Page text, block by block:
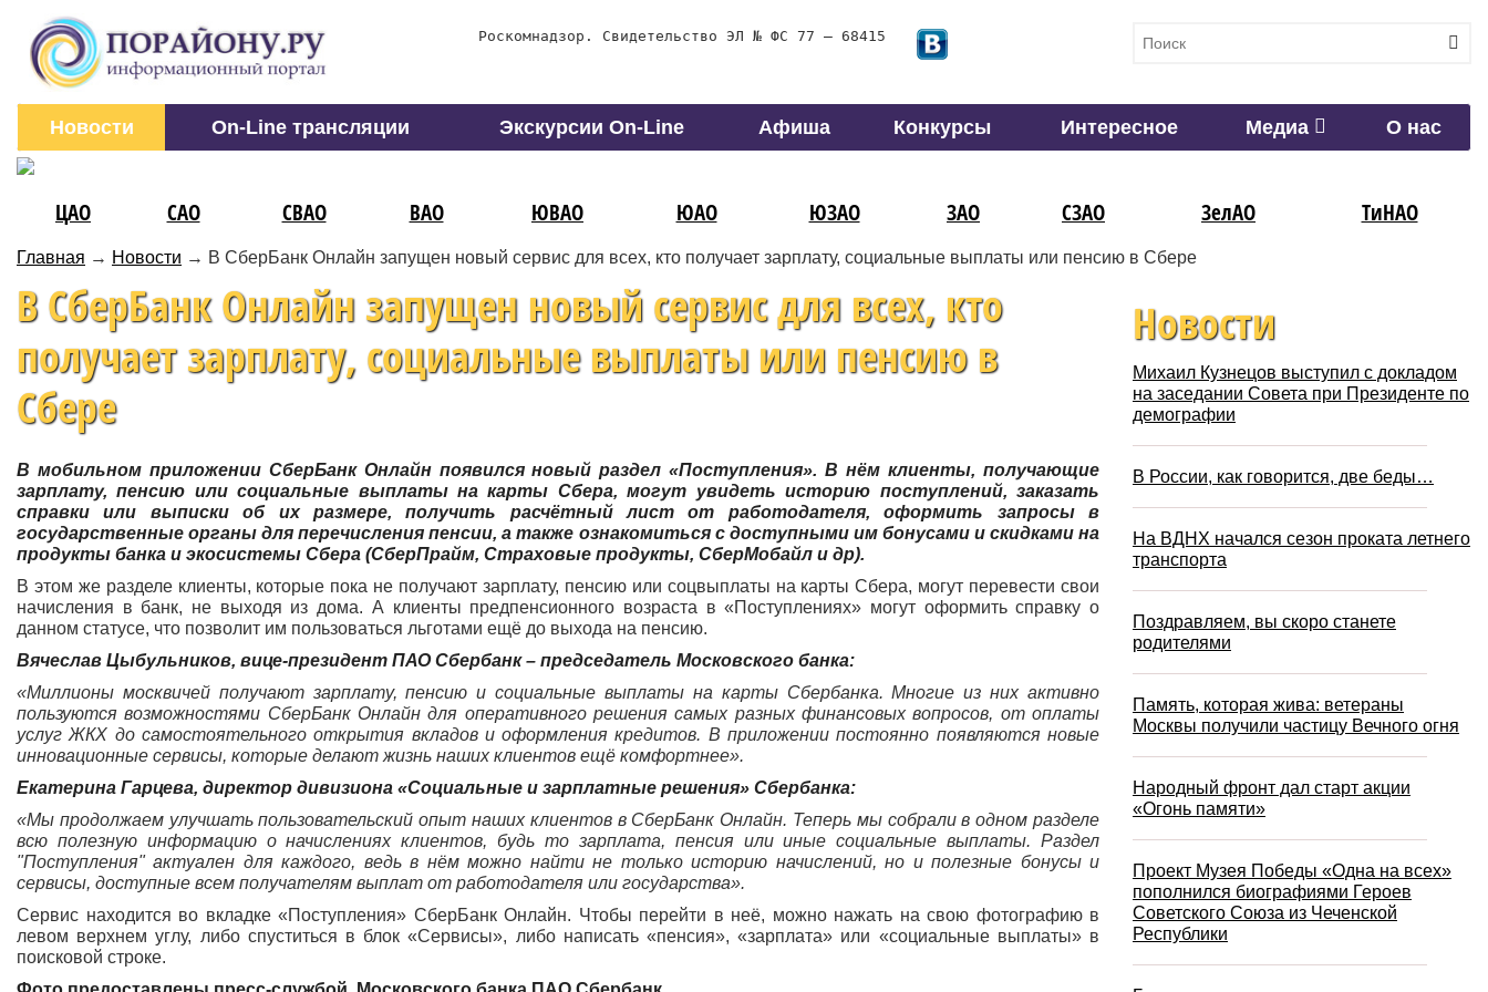
Роскомнадзор. Свидетельство ЭЛ № ФС 77 – 68415
Новости On-Line трансляции Экскурсии On-Line Афиша Конкурсы Интересное Медиа О нас
ЦАО САО СВАО ВАО ЮВАО ЮАО ЮЗАО ЗАО СЗАО ЗелАО ТиНАО
Главная → Новости → В СберБанк Онлайн запущен новый сервис для всех, кто получает зарплату, социальные выплаты или пенсию в Сбере
В СберБанк Онлайн запущен новый сервис для всех, кто
получает зарплату, социальные выплаты или пенсию в
Сбере
В мобильном приложении СберБанк Онлайн появился новый раздел «Поступления». В нём клиенты, получающие
зарплату, пенсию или социальные выплаты на карты Сбера, могут увидеть историю поступлений, заказать
справки или выписки об их размере, получить расчётный лист от работодателя, оформить запросы в
государственные органы для перечисления пенсии, а также ознакомиться с доступными им бонусами и скидками на
продукты банка и экосистемы Сбера (СберПрайм, Страховые продукты, СберМобайл и др).
В этом же разделе клиенты, которые пока не получают зарплату, пенсию или соцвыплаты на карты Сбера, могут перевести свои
начисления в банк, не выходя из дома. А клиенты предпенсионного возраста в «Поступлениях» могут оформить справку о
данном статусе, что позволит им пользоваться льготами ещё до выхода на пенсию.
Вячеслав Цыбульников, вице-президент ПАО Сбербанк – председатель Московского банка:
«Миллионы москвичей получают зарплату, пенсию и социальные выплаты на карты Сбербанка. Многие из них активно
пользуются возможностями СберБанк Онлайн для оперативного решения самых разных финансовых вопросов, от оплаты
услуг ЖКХ до самостоятельного открытия вкладов и оформления кредитов. В приложении постоянно появляются новые
инновационные сервисы, которые делают жизнь наших клиентов ещё комфортнее».
Екатерина Гарцева, директор дивизиона «Социальные и зарплатные решения» Сбербанка:
«Мы продолжаем улучшать пользовательский опыт наших клиентов в СберБанк Онлайн. Теперь мы собрали в одном разделе
всю полезную информацию о начислениях клиентов, будь то зарплата, пенсия или иные социальные выплаты. Раздел
"Поступления" актуален для каждого, ведь в нём можно найти не только историю начислений, но и полезные бонусы и
сервисы, доступные всем получателям выплат от работодателя или государства».
Сервис находится во вкладке «Поступления» СберБанк Онлайн. Чтобы перейти в неё, можно нажать на свою фотографию в
левом верхнем углу, либо спуститься в блок «Сервисы», либо написать «пенсия», «зарплата» или «социальные выплаты» в
поисковой строке.
Новости
Михаил Кузнецов выступил с докладом
на заседании Совета при Президенте по
демографии
В России, как говорится, две беды…
На ВДНХ начался сезон проката летнего
транспорта
Поздравляем, вы скоро станете
родителями
Память, которая жива: ветераны
Москвы получили частицу Вечного огня
Народный фронт дал старт акции
«Огонь памяти»
Проект Музея Победы «Одна на всех»
пополнился биографиями Героев
Советского Союза из Чеченской
Республики